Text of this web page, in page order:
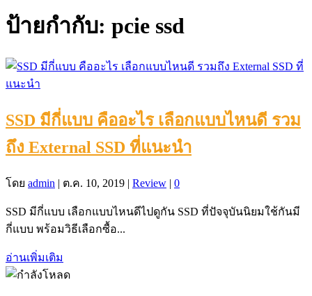
ป้ายกำกับ: pcie ssd
SSD มีกี่แบบ คืออะไร เลือกแบบไหนดี รวม
ถึง External SSD ที่แนะนำ
โดย admin | ต.ค. 10, 2019 | Review | 0
SSD มีกี่แบบ เลือกแบบไหนดีไปดูกัน SSD ที่ปัจจุบันนิยมใช้กันมี
กี่แบบ พร้อมวิธีเลือกซื้อ...
อ่านเพิ่มเติม